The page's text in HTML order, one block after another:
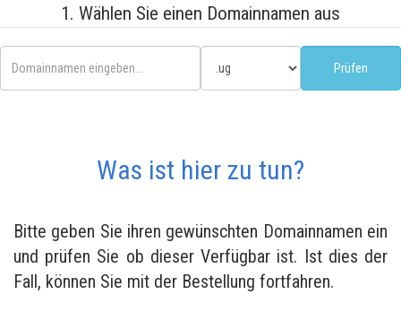
1. Wählen Sie einen Domainnamen aus
Was ist hier zu tun?
Bitte geben Sie ihren gewünschten Domainnamen ein
und prüfen Sie ob dieser Verfügbar ist. Ist dies der
Fall, können Sie mit der Bestellung fortfahren.